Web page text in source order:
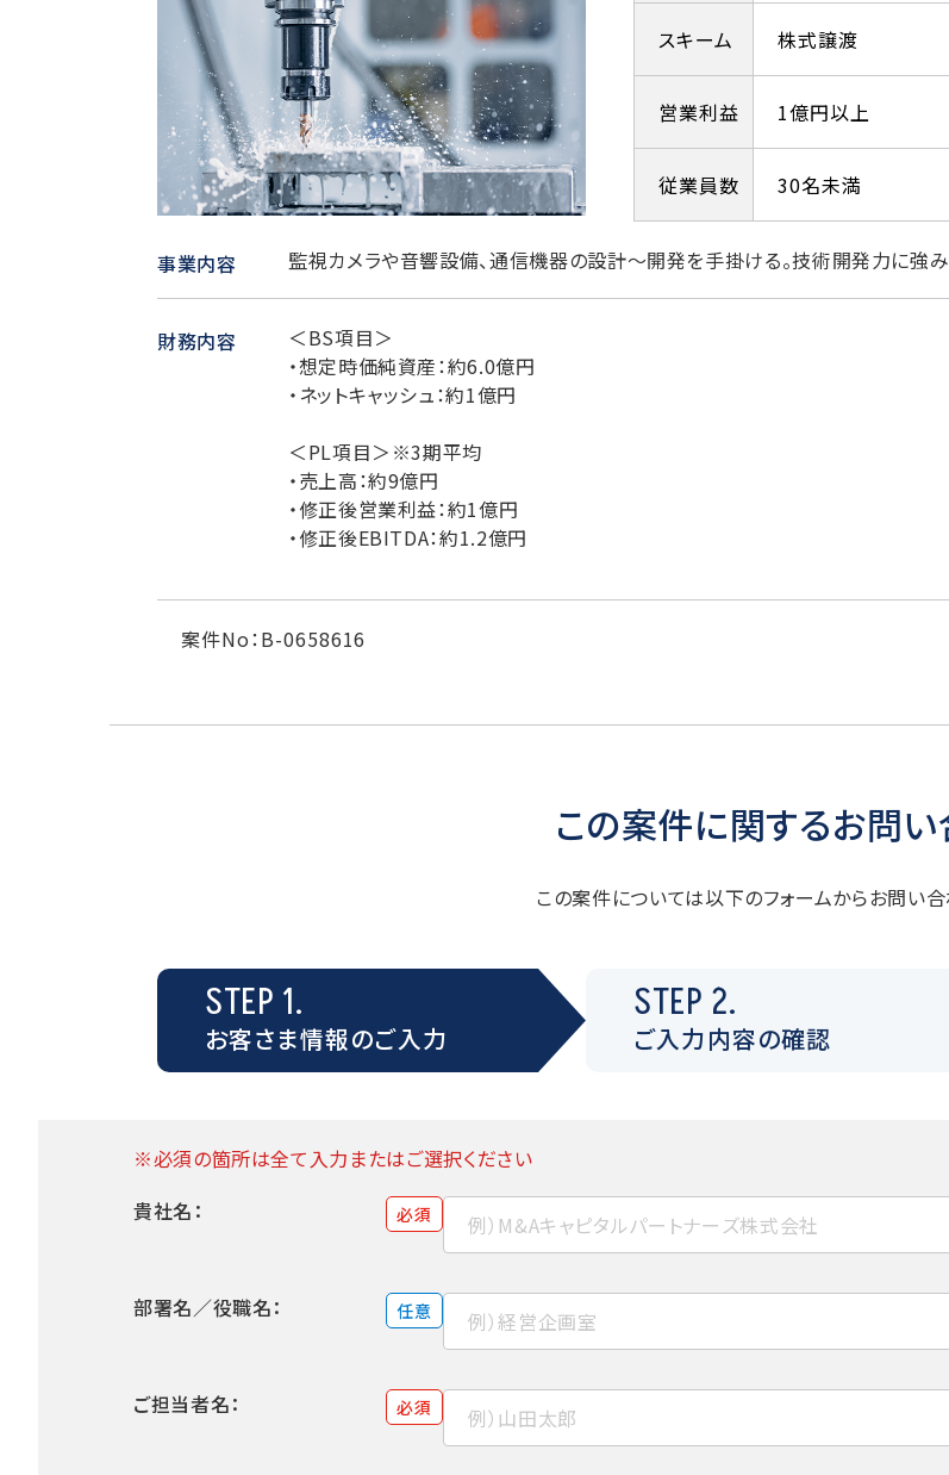
スキーム 株式譲渡
営業利益 1億円以上
従業員数 30名未満
事業内容 監視カメラや音響設備、通信機器の設計～開発を手掛ける。技術開発力に強み
財務内容
＜BS項目＞
・想定時価純資産：約6.0億円
・ネットキャッシュ：約1億円
＜PL項目＞※3期平均
・売上高：約9億円
・修正後営業利益：約1億円
・修正後EBITDA：約1.2億円
案件No：B-0658616
この案件に関するお問
この案件については以下のフォームからお問い合
STEP 1.
お客さま情報のご入力
STEP 2.
ご入力内容の確認
※必須の箇所は全て入力またはご選択ください
貴社名：
必須
部署名／役職名： 任意
ご担当者名： 必須